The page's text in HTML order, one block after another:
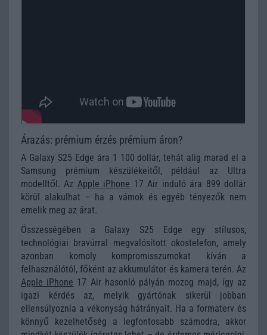
Árazás: prémium érzés prémium áron?
A Galaxy S25 Edge ára 1 100 dollár, tehát alig marad el a
Samsung prémium készülékeitől, például az Ultra
modelltől. Az Apple iPhone 17 Air induló ára 899 dollár
körül alakulhat – ha a vámok és egyéb tényezők nem
emelik meg az árat.
Összességében a Galaxy S25 Edge egy stílusos,
technológiai bravúrral megvalósított okostelefon, amely
azonban komoly kompromisszumokat kíván a
felhasználótól, főként az akkumulátor és kamera terén. Az
Apple iPhone 17 Air hasonló pályán mozog majd, így az
igazi kérdés az, melyik gyártónak sikerül jobban
ellensúlyoznia a vékonyság hátrányait. Ha a formaterv és
könnyű kezelhetőség a legfontosabb számodra, akkor